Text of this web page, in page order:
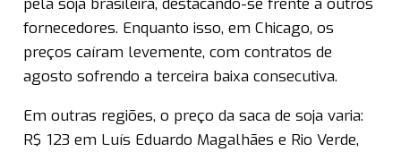
pela soja brasileira, destacando-se frente a outros
fornecedores. Enquanto isso, em Chicago, os
preços caíram levemente, com contratos de
agosto sofrendo a terceira baixa consecutiva.
Em outras regiões, o preço da saca de soja varia:
R$ 123 em Luís Eduardo Magalhães e Rio Verde,